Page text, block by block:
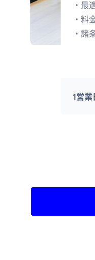
・ 最
・ 料
・ 諸
1営業